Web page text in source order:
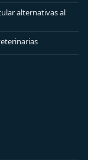
alternativas al